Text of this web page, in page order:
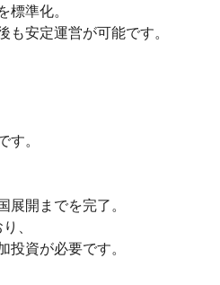
標準化。
も安定運営が可能です。
す。
展開までを完了。
、
投資が必要です。